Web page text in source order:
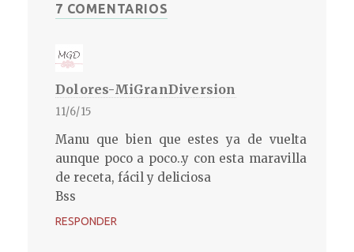
7 COMENTARIOS
Dolores-MiGranDiversion
11/6/15
Manu que bien que estes ya de vuelta
aunque poco a poco..y con esta maravilla
de receta, fácil y deliciosa
Bss
RESPONDER